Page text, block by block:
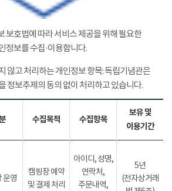
보호법에 따라 서비스 제공을 위해 필요한
정보를 수집·이용합니다.
않고 처리하는 개인정보 항목: 독립기념관은
정보추제의 동의 없이 처리하고 있습니다.
수집목적 수집항목
보유 및
이용기간
운영
캠핑장 예약
및 결제 처리
아이디, 성명,
연락처,
주문내역,
5년
(전자상거래